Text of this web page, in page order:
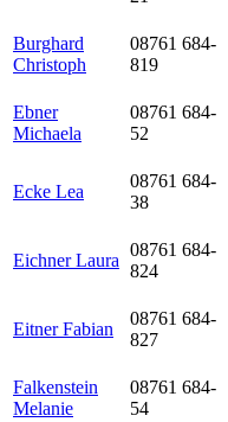
Burghard
Christoph
08761 684-
819
Ebner
Michaela
08761 684-
52
Ecke Lea
08761 684-
38
Eichner Laura
08761 684-
824
Eitner Fabian
08761 684-
827
Falkenstein
Melanie
08761 684-
54